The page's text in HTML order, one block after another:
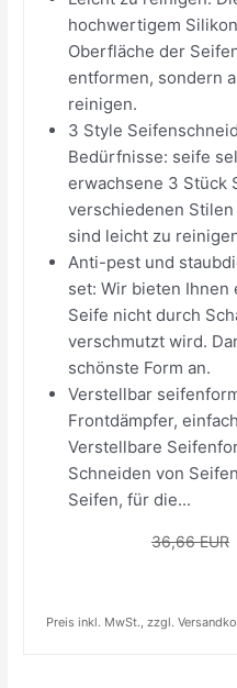
hochwertigem
Oberfläche der
entformen, sondern
reinigen.
3 Style
Bedürfnisse: seife
erwachsene 3 Stück
verschiedenen
sind leicht zu
Anti-pest und
set: Wir bieten Ihnen
Seife nicht durch
verschmutzt wird.
schönste Form an.
Verstellbar
Frontdämpfer,
Verstellbare
Schneiden von
Seifen, für die...
36,66 EUR
Preis inkl. MwSt., zzgl.